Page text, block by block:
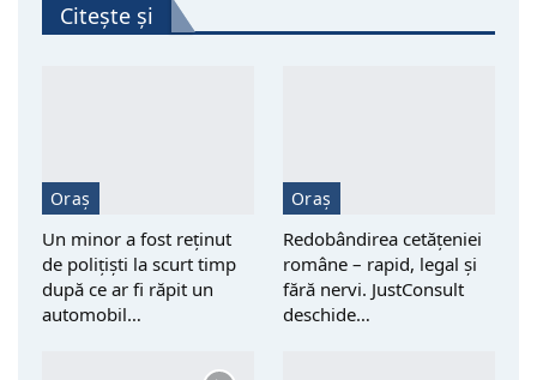
Citește și
Oraș
Un minor a fost reţinut
de polițiști la scurt timp
după ce ar fi răpit un
automobil…
Oraș
Redobândirea cetățeniei
române – rapid, legal și
fără nervi. JustConsult
deschide…